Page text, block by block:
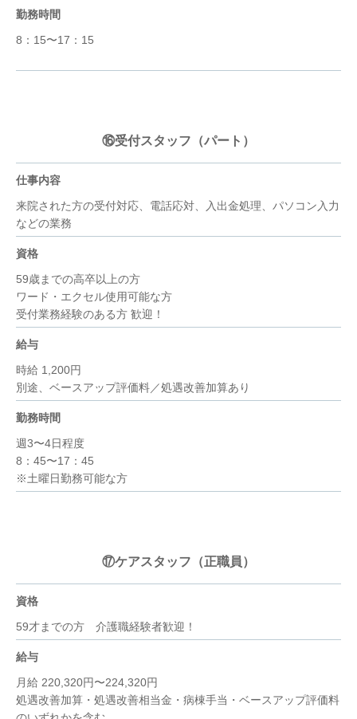
勤務時間
8：15〜17：15
⑯受付スタッフ（パート）
仕事内容
来院された方の受付対応、電話応対、入出金処理、パソコン入力
などの業務
資格
59歳までの高卒以上の方
ワード・エクセル使用可能な方
受付業務経験のある方 歓迎！
給与
時給 1,200円
別途、ベースアップ評価料／処遇改善加算あり
勤務時間
週3〜4日程度
8：45〜17：45
※土曜日勤務可能な方
⑰ケアスタッフ（正職員）
資格
59才までの方 介護職経験者歓迎！
給与
月給 220,320円〜224,320円
処遇改善加算・処遇改善相当金・病棟手当・ベースアップ評価料